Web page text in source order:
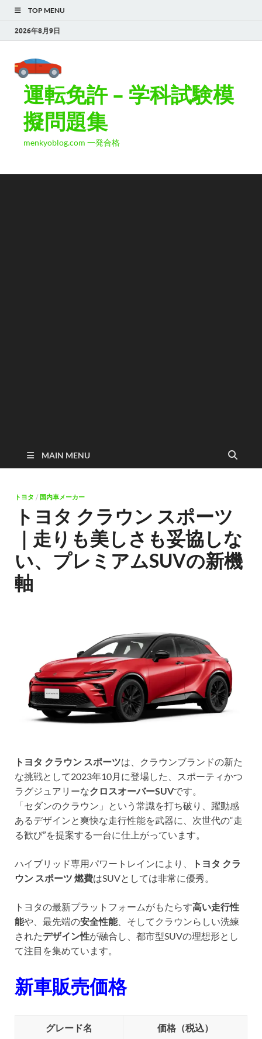
TOP MENU
2026年8月9日
運転免許 – 学科試験模
擬問題集
menkyoblog.com 一発合格
MAIN MENU
トヨタ / 国内車メーカー
トヨタ クラウン スポーツ
｜走りも美しさも妥協しな
い、プレミアムSUVの新機
軸
トヨタ クラウン スポーツは、クラウンブランドの新た
な挑戦として2023年10月に登場した、スポーティかつ
ラグジュアリーなクロスオーバーSUVです。
「セダンのクラウン」という常識を打ち破り、躍動感
あるデザインと爽快な走行性能を武器に、次世代の“走
る歓び”を提案する一台に仕上がっています。
ハイブリッド専用パワートレインにより、
トヨタ クラ
ウン スポーツ 燃費はSUVとしては非常に優秀。
トヨタの最新プラットフォームがもたらす高い走行性
能や、最先端の安全性能、そしてクラウンらしい洗練
されたデザイン性が融合し、都市型SUVの理想形とし
て注目を集めています。
新車販売価格
グレード名 価格（税込）